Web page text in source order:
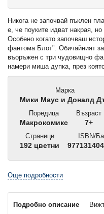
Никога не започвай пъклен
е, че поуките идват накрая,
Особено когато започваш
фантома Блот". Обичайният
въоръжен с три чудовищно
намери миша дупка, през
Марка
Мики Маус и Доналд
Поредица
Макрокомикс
Възраст
7+
Страници
192 цветни
ISBN/
Още подробности
Подробно описание